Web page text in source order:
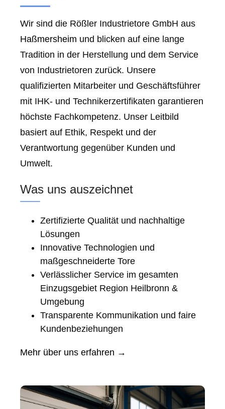
Wir sind die Rößler Industrietore GmbH aus
Haßmersheim und blicken auf eine lange
Tradition in der Herstellung und dem Service
von Industrietoren zurück. Unsere
qualifizierten Mitarbeiter und Geschäftsführer
mit IHK- und Technikerzertifikaten garantieren
höchste Fachkompetenz. Unser Leitbild
basiert auf Ethik, Respekt und der
Verantwortung gegenüber Kunden und
Umwelt.
Was uns auszeichnet
Zertifizierte Qualität und nachhaltige
Lösungen
Innovative Technologien und
maßgeschneiderte Tore
Verlässlicher Service im gesamten
Einzugsgebiet Region Heilbronn &
Umgebung
Transparente Kommunikation und faire
Kundenbeziehungen
Mehr über uns erfahren →